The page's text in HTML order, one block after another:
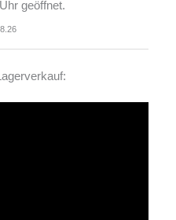
geöffnet.